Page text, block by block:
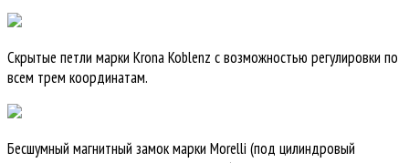
Скрытые петли марки Krona Koblenz с возможностью регулировки по
всем трем координатам.
Бесшумный магнитный замок марки Morelli (под цилиндровый